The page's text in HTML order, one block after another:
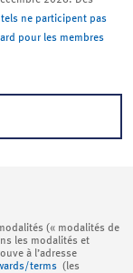
ne participent pas
pour les membres
(« modalités de
les modalités et
à l’adresse
terms (les